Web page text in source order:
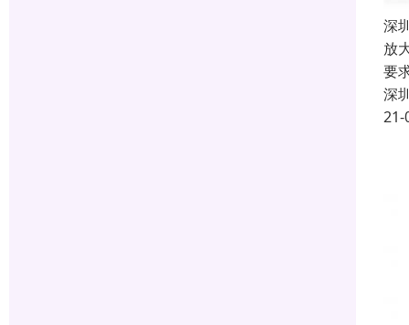
深
放
要
深
21-